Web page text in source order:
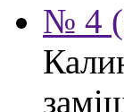
№ 4